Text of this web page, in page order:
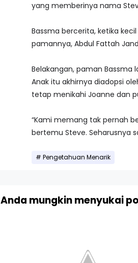
yang memberinya nama
Bassma bercerita, ketika
pamannya, Abdul Fattah
Belakangan, paman Bassma
Anak itu akhirnya diadopsi
tetap menikahi Joanne dan
“Kami memang tak pernah
bertemu Steve. Seharusnya
Pengetahuan Menarik
Anda mungkin menyukai